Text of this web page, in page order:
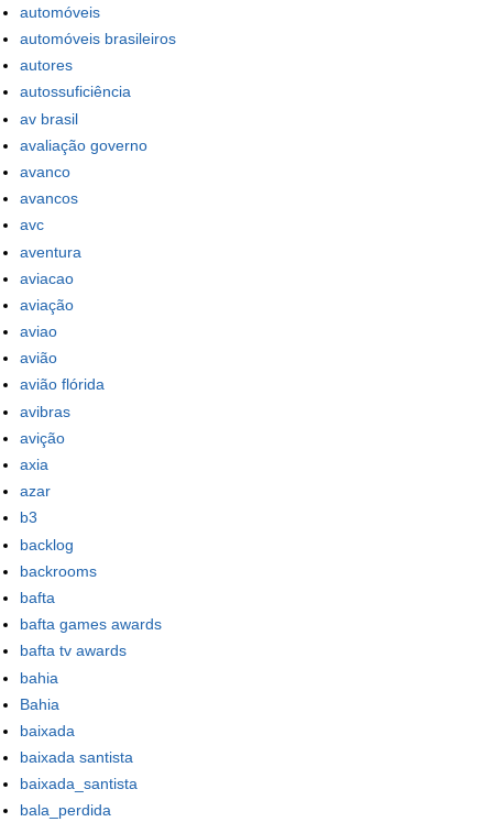
automóveis
automóveis brasileiros
autores
autossuficiência
av brasil
avaliação governo
avanco
avancos
avc
aventura
aviacao
aviação
aviao
avião
avião flórida
avibras
avição
axia
azar
b3
backlog
backrooms
bafta
bafta games awards
bafta tv awards
bahia
Bahia
baixada
baixada santista
baixada_santista
bala_perdida